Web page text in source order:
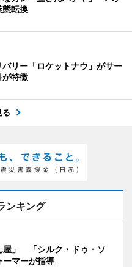
態転換
リー「ロケットナウ」がサー
特徴
る
ンキング
屋」 「シルク・ドゥ・ソ
ーマーが指導